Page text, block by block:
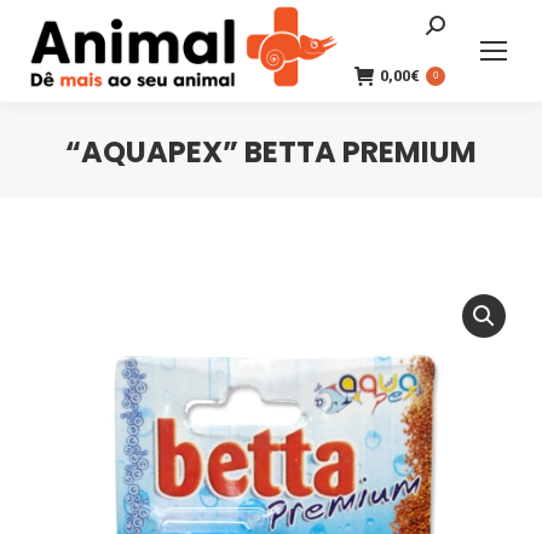
Search:
0,00€ 0
“AQUAPEX” BETTA PREMIUM